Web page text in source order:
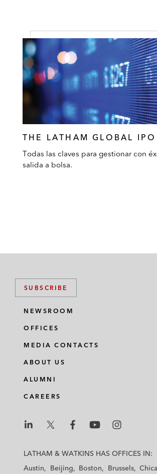
THE LATHAM GLOBAL IPO
Todas las claves para gestionar con
salida a bolsa.
SUBSCRIBE
NEWSROOM
OFFICES
MEDIA CONTACTS
ABOUT US
ALUMNI
CAREERS
a
a
a
a
a
LATHAM & WATKINS HAS OFFICES IN:
Austin
Beijing Boston Brussels